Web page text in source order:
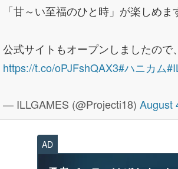
「甘～い至福のひと時」が楽しめま
公式サイトもオープンしましたの
https://t.co/oPJFshQAX3#ハニカム
— ILLGAMES (@Projecti18) August
AD